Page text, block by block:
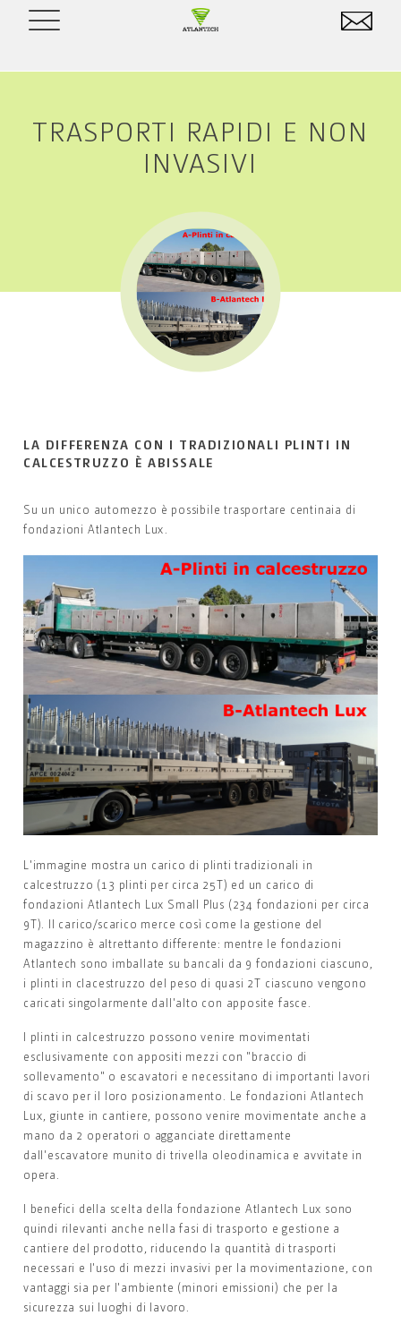
TRASPORTI RAPIDI E NON
INVASIVI
LA DIFFERENZA CON I TRADIZIONALI PLINTI IN
CALCESTRUZZO È ABISSALE
Su un unico automezzo è possibile trasportare centinaia di
fondazioni Atlantech Lux.
L'immagine mostra un carico di plinti tradizionali in
calcestruzzo (13 plinti per circa 25T) ed un carico di
fondazioni Atlantech Lux Small Plus (234 fondazioni per circa
9T). Il carico/scarico merce così come la gestione del
magazzino è altrettanto differente: mentre le fondazioni
Atlantech sono imballate su bancali da 9 fondazioni ciascuno,
i plinti in clacestruzzo del peso di quasi 2T ciascuno vengono
caricati singolarmente dall'alto con apposite fasce.
I plinti in calcestruzzo possono venire movimentati
esclusivamente con appositi mezzi con "braccio di
sollevamento" o escavatori e necessitano di importanti lavori
di scavo per il loro posizionamento. Le fondazioni Atlantech
Lux, giunte in cantiere, possono venire movimentate anche a
mano da 2 operatori o agganciate direttamente
dall'escavatore munito di trivella oleodinamica e avvitate in
opera.
I benefici della scelta della fondazione Atlantech Lux sono
quindi rilevanti anche nella fasi di trasporto e gestione a
cantiere del prodotto, riducendo la quantità di trasporti
necessari e l'uso di mezzi invasivi per la movimentazione, con
vantaggi sia per l'ambiente (minori emissioni) che per la
sicurezza sui luoghi di lavoro.